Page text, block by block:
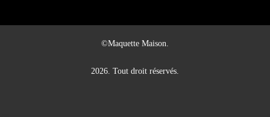
©Maquette Maison.
2026. Tout droit réservés.